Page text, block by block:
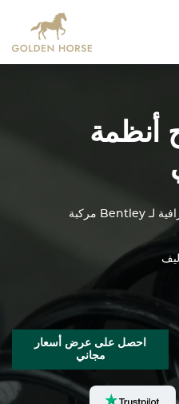
أنظمة
لـ Bentley مركبة
احصل على عرض أسعار
مجاني